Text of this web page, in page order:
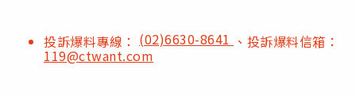
投訴爆料專線： (02)6630-8641 、投訴爆料信箱：
119@ctwant.com